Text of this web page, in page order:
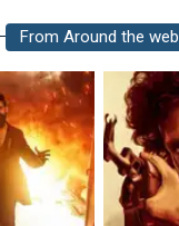
From Around the web